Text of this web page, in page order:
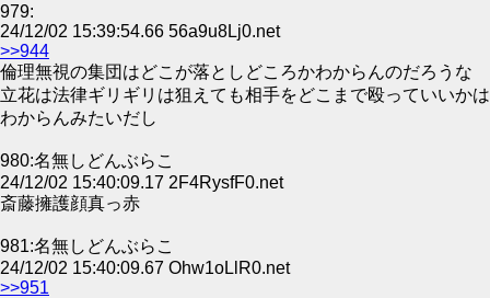
979:
24/12/02 15:39:54.66 56a9u8Lj0.net
>>944
倫理無視の集団はどこが落としどころかわからんのだろうな
立花は法律ギリギリは狙えても相手をどこまで殴っていいかは
わからんみたいだし
980:名無しどんぶらこ
24/12/02 15:40:09.17 2F4RysfF0.net
斎藤擁護顔真っ赤
981:名無しどんぶらこ
24/12/02 15:40:09.67 Ohw1oLlR0.net
>>951